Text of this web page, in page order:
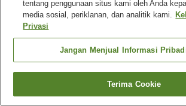
Labe Hotel
Cari kamar
tentang penggunaan situs kami oleh Anda
media sosial, periklanan, dan analitik kami.
Privasi
Jangan Menjual Informasi
Terima Cookie